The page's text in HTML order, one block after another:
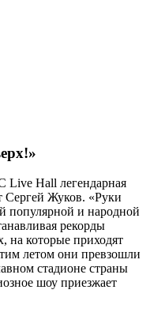
Live Hall легендарная
Сергей Жуков. «Руки
популярной и народной
рекорды
на которые приходят
летом они превзошли
стадионе страны
шоу приезжает